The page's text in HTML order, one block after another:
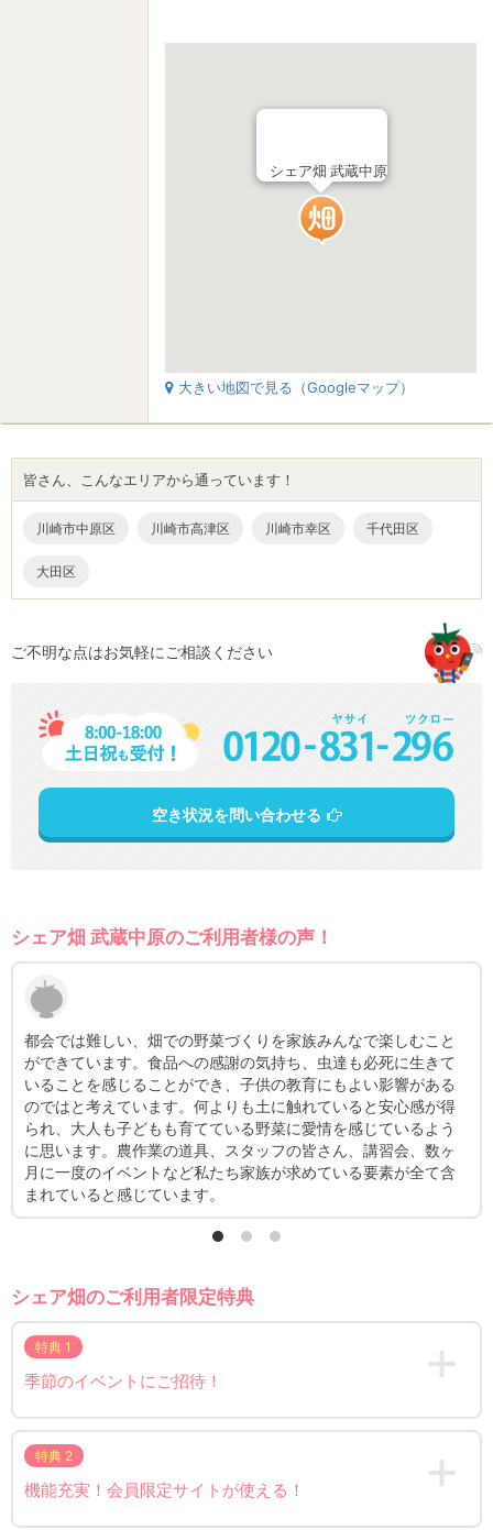
シェア畑 武蔵中原
大きい地図で見る（Googleマップ）
皆さん、こんなエリアから通っています！
川崎市中原区 川崎市高津区 川崎市幸区 千代田区
大田区
ご不明な点はお気軽にご相談ください
空き状況を問い合わせる
シェア畑 武蔵中原のご利用者様の声！
都会では難しい、畑での野菜づくりを家族みんなで楽しむこと
ができています。食品への感謝の気持ち、虫達も必死に生きて
いることを感じることができ、子供の教育にもよい影響がある
のではと考えています。何よりも土に触れていると安心感が得
られ、大人も子どもも育てている野菜に愛情を感じているよう
に思います。農作業の道具、スタッフの皆さん、講習会、数ヶ
月に一度のイベントなど私たち家族が求めている要素が全て含
まれていると感じています。
シェア畑のご利用者限定特典
特典 1
季節のイベントにご招待！
特典 2
機能充実！会員限定サイトが使える！